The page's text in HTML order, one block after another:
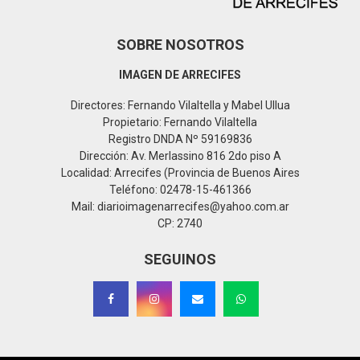
SOBRE NOSOTROS
IMAGEN DE ARRECIFES
Directores: Fernando Vilaltella y Mabel Ullua
Propietario: Fernando Vilaltella
Registro DNDA Nº 59169836
Dirección: Av. Merlassino 816 2do piso A
Localidad: Arrecifes (Provincia de Buenos Aires
Teléfono: 02478-15-461366
Mail: diarioimagenarrecifes@yahoo.com.ar
CP: 2740
SEGUINOS